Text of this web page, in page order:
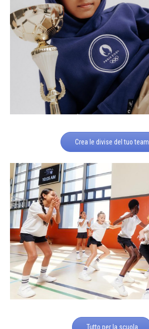
Crea le divise del tuo team
Tutto per la scuola